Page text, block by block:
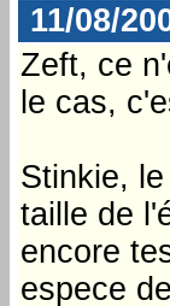
11/08/
Zeft, ce
le cas,
Stinkie,
taille de
encore
espece